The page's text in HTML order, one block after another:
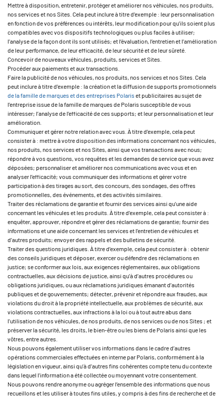
Mettre à disposition, entretenir, protéger et améliorer nos véhicules, nos produits,
nos services et nos Sites. Cela peut inclure à titre d’exemple : leur personnalisation
en fonction de vos préférences ou intérêts, leur modification pour qu’ils soient plus
compatibles avec vos dispositifs technologiques ou plus faciles à utiliser;
l’analyse de la façon dont ils sont utilisés; et l’évaluation, l’entretien et l’amélioration
de leur performance, de leur efficacité, de leur sécurité et de leur sûreté.
Concevoir de nouveaux véhicules, produits, services et Sites.
Procéder aux paiements et aux transactions.
Faire la publicité de nos véhicules, nos produits, nos services et nos Sites. Cela
peut inclure à titre d’exemple : la création et la diffusion de supports promotionnels
de la famille de marques et des entreprises Polariset publicitaires au sujet de
l’entreprise issue de la famille de marques de Polaris susceptible de vous
intéresser; l’analyse de l’efficacité de ces supports; et leur personnalisation et leur
amélioration.
Communiquer et gérer notre relation avec vous. À titre d’exemple, cela peut
consister à : mettre à votre disposition des informations concernant nos véhicules,
nos produits, nos services et nos Sites, ainsi que vos transactions avec nous;
répondre à vos questions, vos requêtes et les demandes de service que vous avez
déposées; personnaliser et améliorer nos communications avec vous et en
analyser l’efficacité; vous communiquer des informations et gérer votre
participation à des tirages au sort, des concours, des sondages, des offres
promotionnelles, des événements, et des activités similaires.
Traiter des réclamations de garantie et fournir des services ainsi qu’une aide
concernant les véhicules et les produits. À titre d’exemple, cela peut consister à :
enquêter, approuver, répondre et gérer des réclamations de garantie; fournir des
informations et une aide concernant les services et l’entretien de véhicules et
d’autres produits; envoyer des rappels et des bulletins de sécurité.
Traiter des questions juridiques. À titre d’exemple, cela peut consister à : obtenir
des conseils juridiques et déposer, exercer ou défendre des réclamations en
justice; se conformer aux lois, aux exigences réglementaires, aux obligations
contractuelles, aux décisions de justice, ainsi qu’à d’autres procédures ou
obligations juridiques, ou aux réclamations juridiques émanant d’autorités
publiques et de gouvernements; détecter, prévenir et répondre aux fraudes, aux
violations du droit à la propriété intellectuelle, aux problèmes de sécurité, aux
violations contractuelles, aux infractions à la loi ou à tout autre abus dans
l’utilisation de nos véhicules, de nos produits, de nos services ou de nos Sites ; et
préserver la sécurité, les droits, le bien-être ou les biens de Polaris ainsi que les
vôtres, entre autres.
Nous pouvons également utiliser vos informations dans le cadre d’autres
opérations commerciales effectuées en interne par Polaris, conformément à la
législation en vigueur, ainsi qu’à d’autres fins cohérentes compte tenu du contexte
dans lequel l’information a été collectée ou moyennant votre consentement.
Nous pouvons rendre anonyme ou agréger l’ensemble des informations que nous
recueillons et les utiliser à toutes fins utiles, y compris à des fins de recherche et de